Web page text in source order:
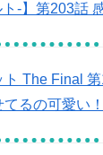
ト-】第203話
The Final
るの可愛い！